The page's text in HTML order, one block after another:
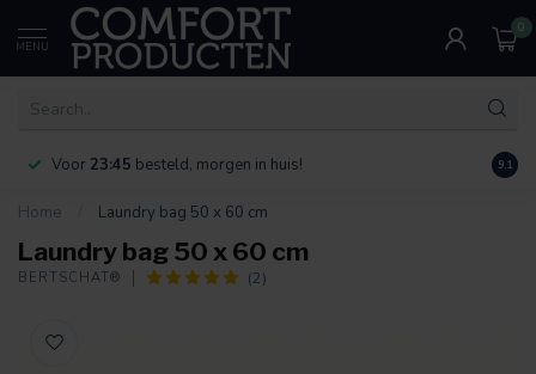
MENU
0
Voor 23:45 besteld, morgen in huis! 9.1
Home Laundry bag 50 x 60 cm
Laundry bag 50 x 60 cm
BERTSCHAT® (2)